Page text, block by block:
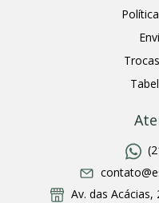
Av. das